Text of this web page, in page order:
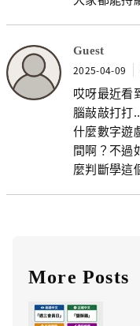
Guest
2025-04-09
哎呀最近看
腦敲敲打打
什麼數字遊
間啊？不過
麼判斷學這
More Posts